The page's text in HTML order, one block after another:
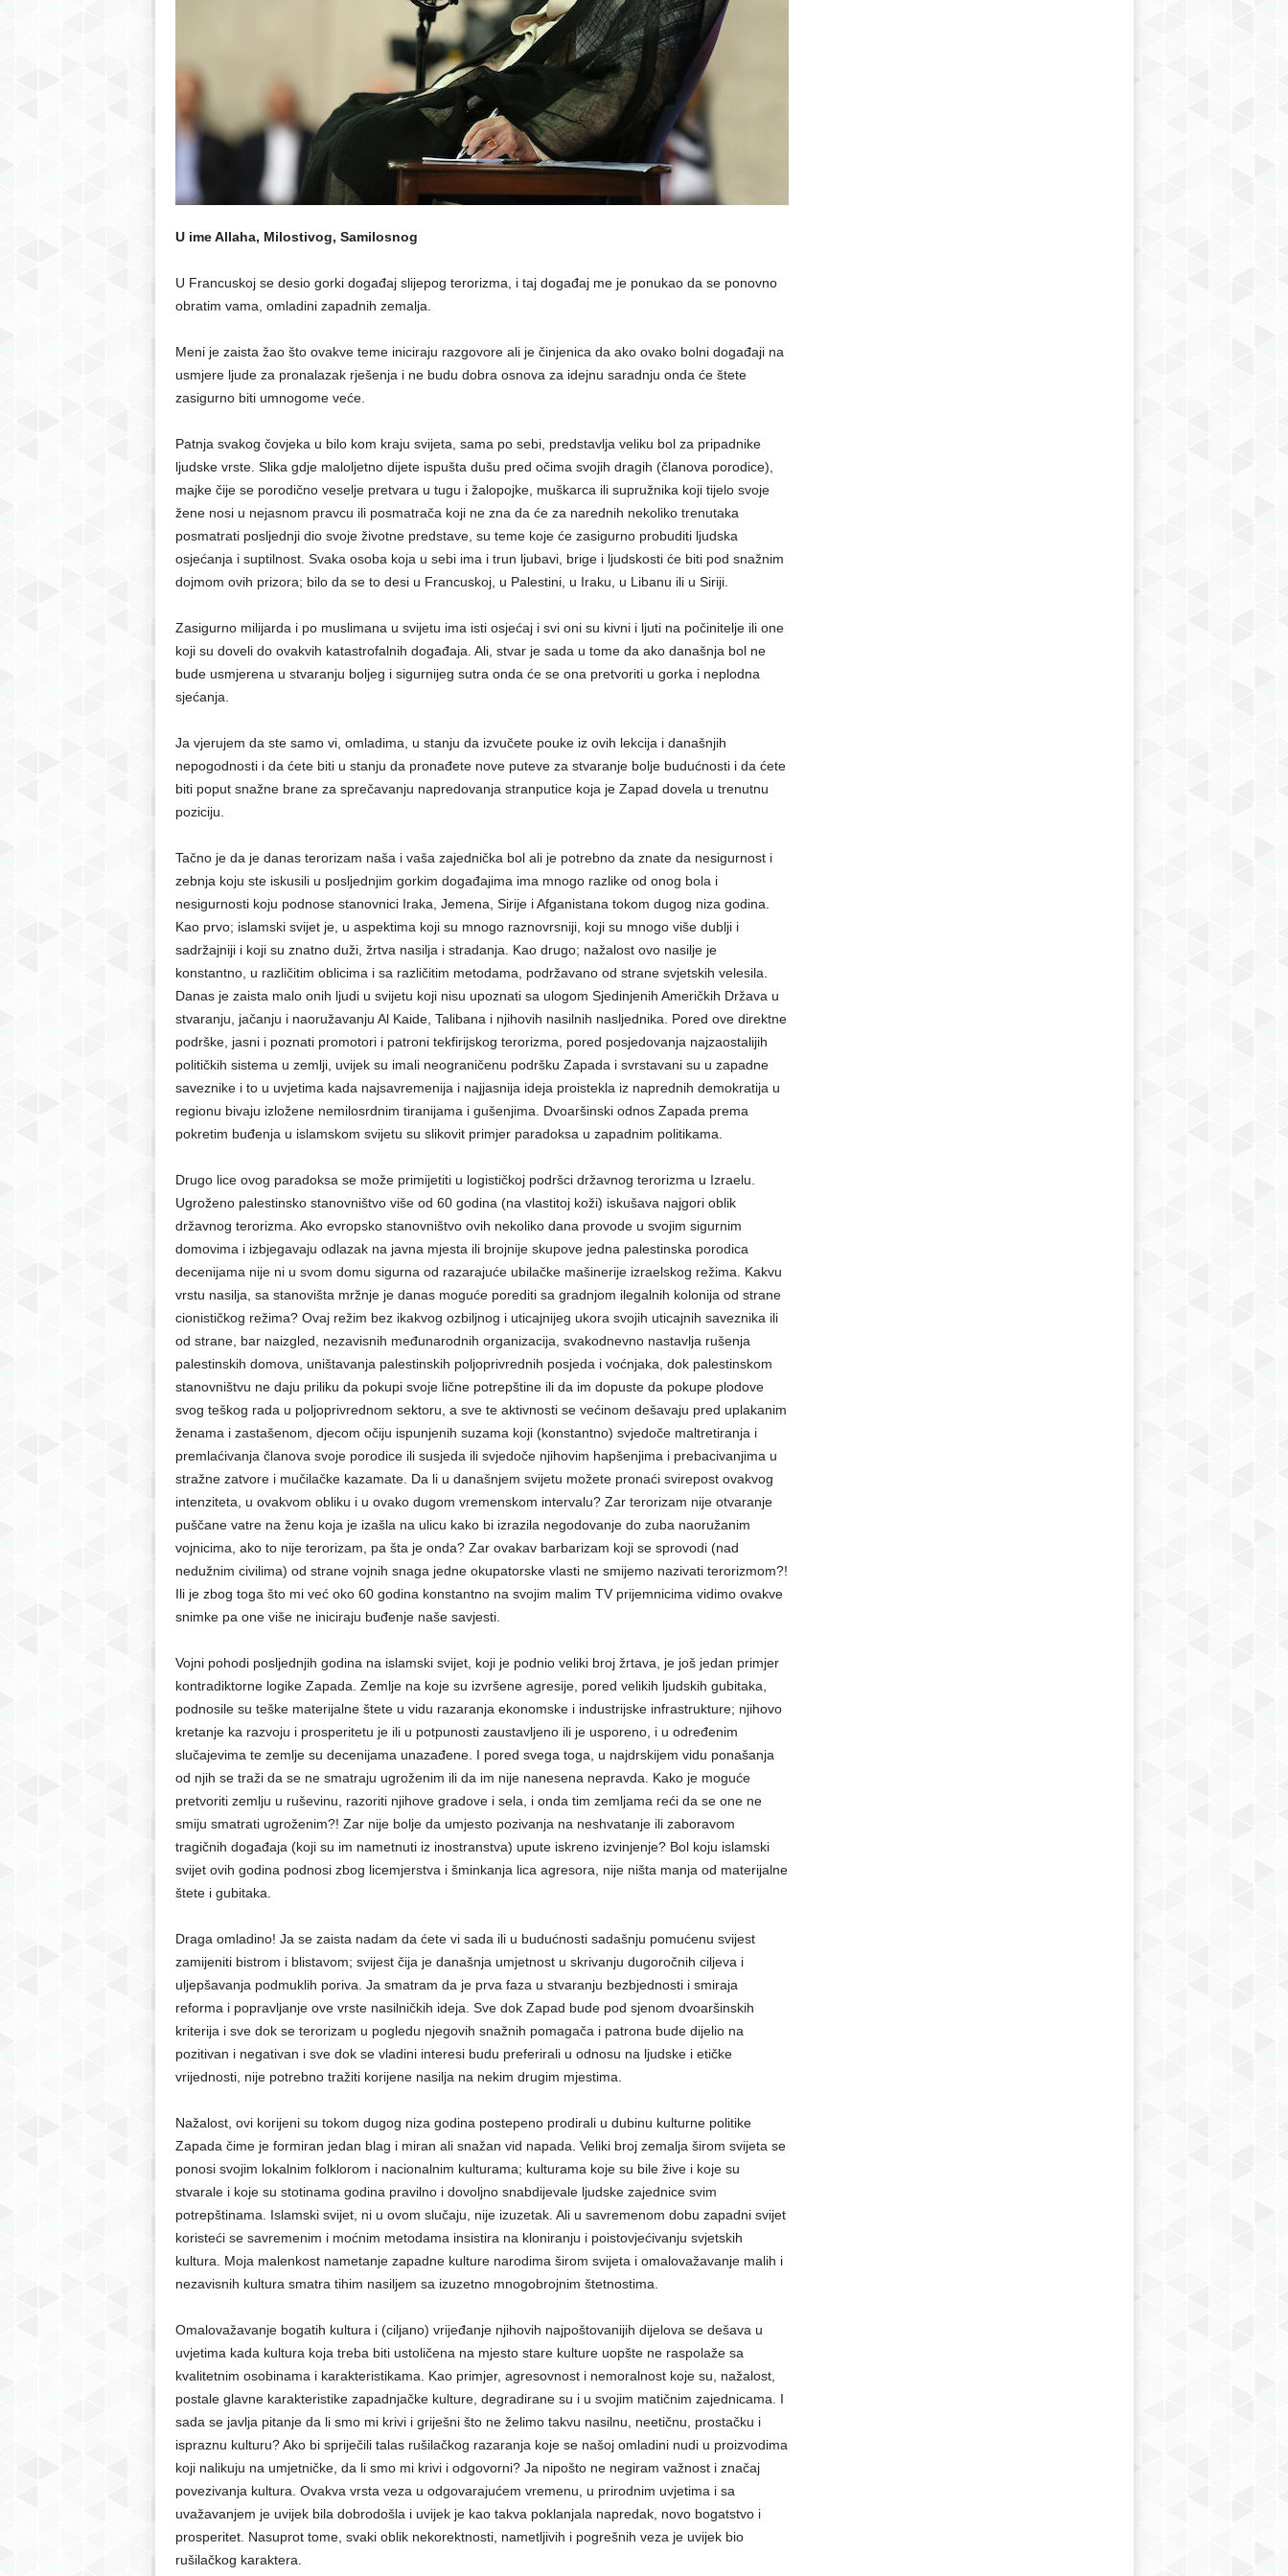
a
a
o
U ime Allaha, Milostivog, Samilosnog
U Francuskoj se desio gorki događaj slijepog terorizma, i taj događaj me je ponukao da se ponovno
obratim vama, omladini zapadnih zemalja.
Meni je zaista žao što ovakve teme iniciraju razgovore ali je činjenica da ako ovako bolni događaji na
usmjere ljude za pronalazak rješenja i ne budu dobra osnova za idejnu saradnju onda će štete
zasigurno biti umnogome veće.
Patnja svakog čovjeka u bilo kom kraju svijeta, sama po sebi, predstavlja veliku bol za pripadnike
ljudske vrste. Slika gdje maloljetno dijete ispušta dušu pred očima svojih dragih (članova porodice),
majke čije se porodično veselje pretvara u tugu i žalopojke, muškarca ili supružnika koji tijelo svoje
žene nosi u nejasnom pravcu ili posmatrača koji ne zna da će za narednih nekoliko trenutaka
posmatrati posljednji dio svoje životne predstave, su teme koje će zasigurno probuditi ljudska
osjećanja i suptilnost. Svaka osoba koja u sebi ima i trun ljubavi, brige i ljudskosti će biti pod snažnim
dojmom ovih prizora; bilo da se to desi u Francuskoj, u Palestini, u Iraku, u Libanu ili u Siriji.
Zasigurno milijarda i po muslimana u svijetu ima isti osjećaj i svi oni su kivni i ljuti na počinitelje ili one
koji su doveli do ovakvih katastrofalnih događaja. Ali, stvar je sada u tome da ako današnja bol ne
bude usmjerena u stvaranju boljeg i sigurnijeg sutra onda će se ona pretvoriti u gorka i neplodna
sjećanja.
Ja vjerujem da ste samo vi, omladima, u stanju da izvučete pouke iz ovih lekcija i današnjih
nepogodnosti i da ćete biti u stanju da pronađete nove puteve za stvaranje bolje budućnosti i da ćete
biti poput snažne brane za sprečavanju napredovanja stranputice koja je Zapad dovela u trenutnu
poziciju.
Tačno je da je danas terorizam naša i vaša zajednička bol ali je potrebno da znate da nesigurnost i
zebnja koju ste iskusili u posljednjim gorkim događajima ima mnogo razlike od onog bola i
nesigurnosti koju podnose stanovnici Iraka, Jemena, Sirije i Afganistana tokom dugog niza godina.
Kao prvo; islamski svijet je, u aspektima koji su mnogo raznovrsniji, koji su mnogo više dublji i
sadržajniji i koji su znatno duži, žrtva nasilja i stradanja. Kao drugo; nažalost ovo nasilje je
konstantno, u različitim oblicima i sa različitim metodama, podržavano od strane svjetskih velesila.
Danas je zaista malo onih ljudi u svijetu koji nisu upoznati sa ulogom Sjedinjenih Američkih Država u
stvaranju, jačanju i naoružavanju Al Kaide, Talibana i njihovih nasilnih nasljednika. Pored ove direktne
podrške, jasni i poznati promotori i patroni tekfirijskog terorizma, pored posjedovanja najzaostalijih
političkih sistema u zemlji, uvijek su imali neograničenu podršku Zapada i svrstavani su u zapadne
saveznike i to u uvjetima kada najsavremenija i najjasnija ideja proistekla iz naprednih demokratija u
regionu bivaju izložene nemilosrdnim tiranijama i gušenjima. Dvoaršinski odnos Zapada prema
pokretim buđenja u islamskom svijetu su slikovit primjer paradoksa u zapadnim politikama.
Drugo lice ovog paradoksa se može primijetiti u logističkoj podršci državnog terorizma u Izraelu.
Ugroženo palestinsko stanovništvo više od 60 godina (na vlastitoj koži) iskušava najgori oblik
državnog terorizma. Ako evropsko stanovništvo ovih nekoliko dana provode u svojim sigurnim
domovima i izbjegavaju odlazak na javna mjesta ili brojnije skupove jedna palestinska porodica
decenijama nije ni u svom domu sigurna od razarajuće ubilačke mašinerije izraelskog režima. Kakvu
vrstu nasilja, sa stanovišta mržnje je danas moguće porediti sa gradnjom ilegalnih kolonija od strane
cionističkog režima? Ovaj režim bez ikakvog ozbiljnog i uticajnijeg ukora svojih uticajnih saveznika ili
od strane, bar naizgled, nezavisnih međunarodnih organizacija, svakodnevno nastavlja rušenja
palestinskih domova, uništavanja palestinskih poljoprivrednih posjeda i voćnjaka, dok palestinskom
stanovništvu ne daju priliku da pokupi svoje lične potrepštine ili da im dopuste da pokupe plodove
svog teškog rada u poljoprivrednom sektoru, a sve te aktivnosti se većinom dešavaju pred uplakanim
ženama i zastašenom, djecom očiju ispunjenih suzama koji (konstantno) svjedoče maltretiranja i
premlaćivanja članova svoje porodice ili susjeda ili svjedoče njihovim hapšenjima i prebacivanjima u
stražne zatvore i mučilačke kazamate. Da li u današnjem svijetu možete pronaći svirepost ovakvog
intenziteta, u ovakvom obliku i u ovako dugom vremenskom intervalu? Zar terorizam nije otvaranje
puščane vatre na ženu koja je izašla na ulicu kako bi izrazila negodovanje do zuba naoružanim
vojnicima, ako to nije terorizam, pa šta je onda? Zar ovakav barbarizam koji se sprovodi (nad
nedužnim civilima) od strane vojnih snaga jedne okupatorske vlasti ne smijemo nazivati terorizmom?!
Ili je zbog toga što mi već oko 60 godina konstantno na svojim malim TV prijemnicima vidimo ovakve
snimke pa one više ne iniciraju buđenje naše savjesti.
Vojni pohodi posljednjih godina na islamski svijet, koji je podnio veliki broj žrtava, je još jedan primjer
kontradiktorne logike Zapada. Zemlje na koje su izvršene agresije, pored velikih ljudskih gubitaka,
podnosile su teške materijalne štete u vidu razaranja ekonomske i industrijske infrastrukture; njihovo
kretanje ka razvoju i prosperitetu je ili u potpunosti zaustavljeno ili je usporeno, i u određenim
slučajevima te zemlje su decenijama unazađene. I pored svega toga, u najdrskijem vidu ponašanja
od njih se traži da se ne smatraju ugroženim ili da im nije nanesena nepravda. Kako je moguće
pretvoriti zemlju u ruševinu, razoriti njihove gradove i sela, i onda tim zemljama reći da se one ne
smiju smatrati ugroženim?! Zar nije bolje da umjesto pozivanja na neshvatanje ili zaboravom
tragičnih događaja (koji su im nametnuti iz inostranstva) upute iskreno izvinjenje? Bol koju islamski
svijet ovih godina podnosi zbog licemjerstva i šminkanja lica agresora, nije ništa manja od materijalne
štete i gubitaka.
Draga omladino! Ja se zaista nadam da ćete vi sada ili u budućnosti sadašnju pomućenu svijest
zamijeniti bistrom i blistavom; svijest čija je današnja umjetnost u skrivanju dugoročnih ciljeva i
uljepšavanja podmuklih poriva. Ja smatram da je prva faza u stvaranju bezbjednosti i smiraja
reforma i popravljanje ove vrste nasilničkih ideja. Sve dok Zapad bude pod sjenom dvoaršinskih
kriterija i sve dok se terorizam u pogledu njegovih snažnih pomagača i patrona bude dijelio na
pozitivan i negativan i sve dok se vladini interesi budu preferirali u odnosu na ljudske i etičke
vrijednosti, nije potrebno tražiti korijene nasilja na nekim drugim mjestima.
Nažalost, ovi korijeni su tokom dugog niza godina postepeno prodirali u dubinu kulturne politike
Zapada čime je formiran jedan blag i miran ali snažan vid napada. Veliki broj zemalja širom svijeta se
ponosi svojim lokalnim folklorom i nacionalnim kulturama; kulturama koje su bile žive i koje su
stvarale i koje su stotinama godina pravilno i dovoljno snabdijevale ljudske zajednice svim
potrepštinama. Islamski svijet, ni u ovom slučaju, nije izuzetak. Ali u savremenom dobu zapadni svijet
koristeći se savremenim i moćnim metodama insistira na kloniranju i poistovjećivanju svjetskih
kultura. Moja malenkost nametanje zapadne kulture narodima širom svijeta i omalovažavanje malih i
nezavisnih kultura smatra tihim nasiljem sa izuzetno mnogobrojnim štetnostima.
Omalovažavanje bogatih kultura i (ciljano) vrijeđanje njihovih najpoštovanijih dijelova se dešava u
uvjetima kada kultura koja treba biti ustoličena na mjesto stare kulture uopšte ne raspolaže sa
kvalitetnim osobinama i karakteristikama. Kao primjer, agresovnost i nemoralnost koje su, nažalost,
postale glavne karakteristike zapadnjačke kulture, degradirane su i u svojim matičnim zajednicama. I
sada se javlja pitanje da li smo mi krivi i griješni što ne želimo takvu nasilnu, neetičnu, prostačku i
ispraznu kulturu? Ako bi spriječili talas rušilačkog razaranja koje se našoj omladini nudi u proizvodima
koji nalikuju na umjetničke, da li smo mi krivi i odgovorni? Ja nipošto ne negiram važnost i značaj
povezivanja kultura. Ovakva vrsta veza u odgovarajućem vremenu, u prirodnim uvjetima i sa
uvažavanjem je uvijek bila dobrodošla i uvijek je kao takva poklanjala napredak, novo bogatstvo i
prosperitet. Nasuprot tome, svaki oblik nekorektnosti, nametljivih i pogrešnih veza je uvijek bio
rušilačkog karaktera.